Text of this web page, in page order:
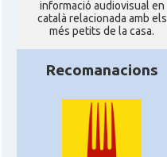
informació audiovisual en
català relacionada amb els
més petits de la casa.
Recomanacions